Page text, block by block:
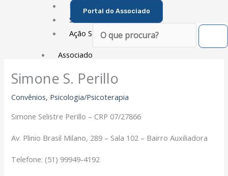
Diretoria
Sede Social
Ação Social
Associado
Porque ser um Associado
Contribuição Sindical
Dissídios e Convenções de Trabalho
EICON
Portal do Associado
Pesquisar
Simone S. Perillo
Convênios, Psicologia/Psicoterapia
Simone Selistre Perillo – CRP 07/27866
Av. Plinio Brasil Milano, 289 – Sala 102 – Bairro Auxiliadora
Telefone: (51) 99949-4192